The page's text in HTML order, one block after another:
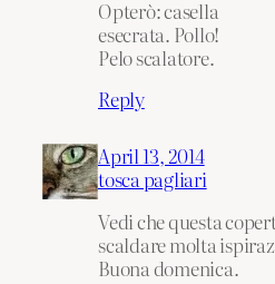
Opterò: casella
esecrata. Pollo!
Pelo scalatore.
Reply
April 13, 2014
tosca pagliari
Vedi che questa
scaldare molta
Buona domenica.